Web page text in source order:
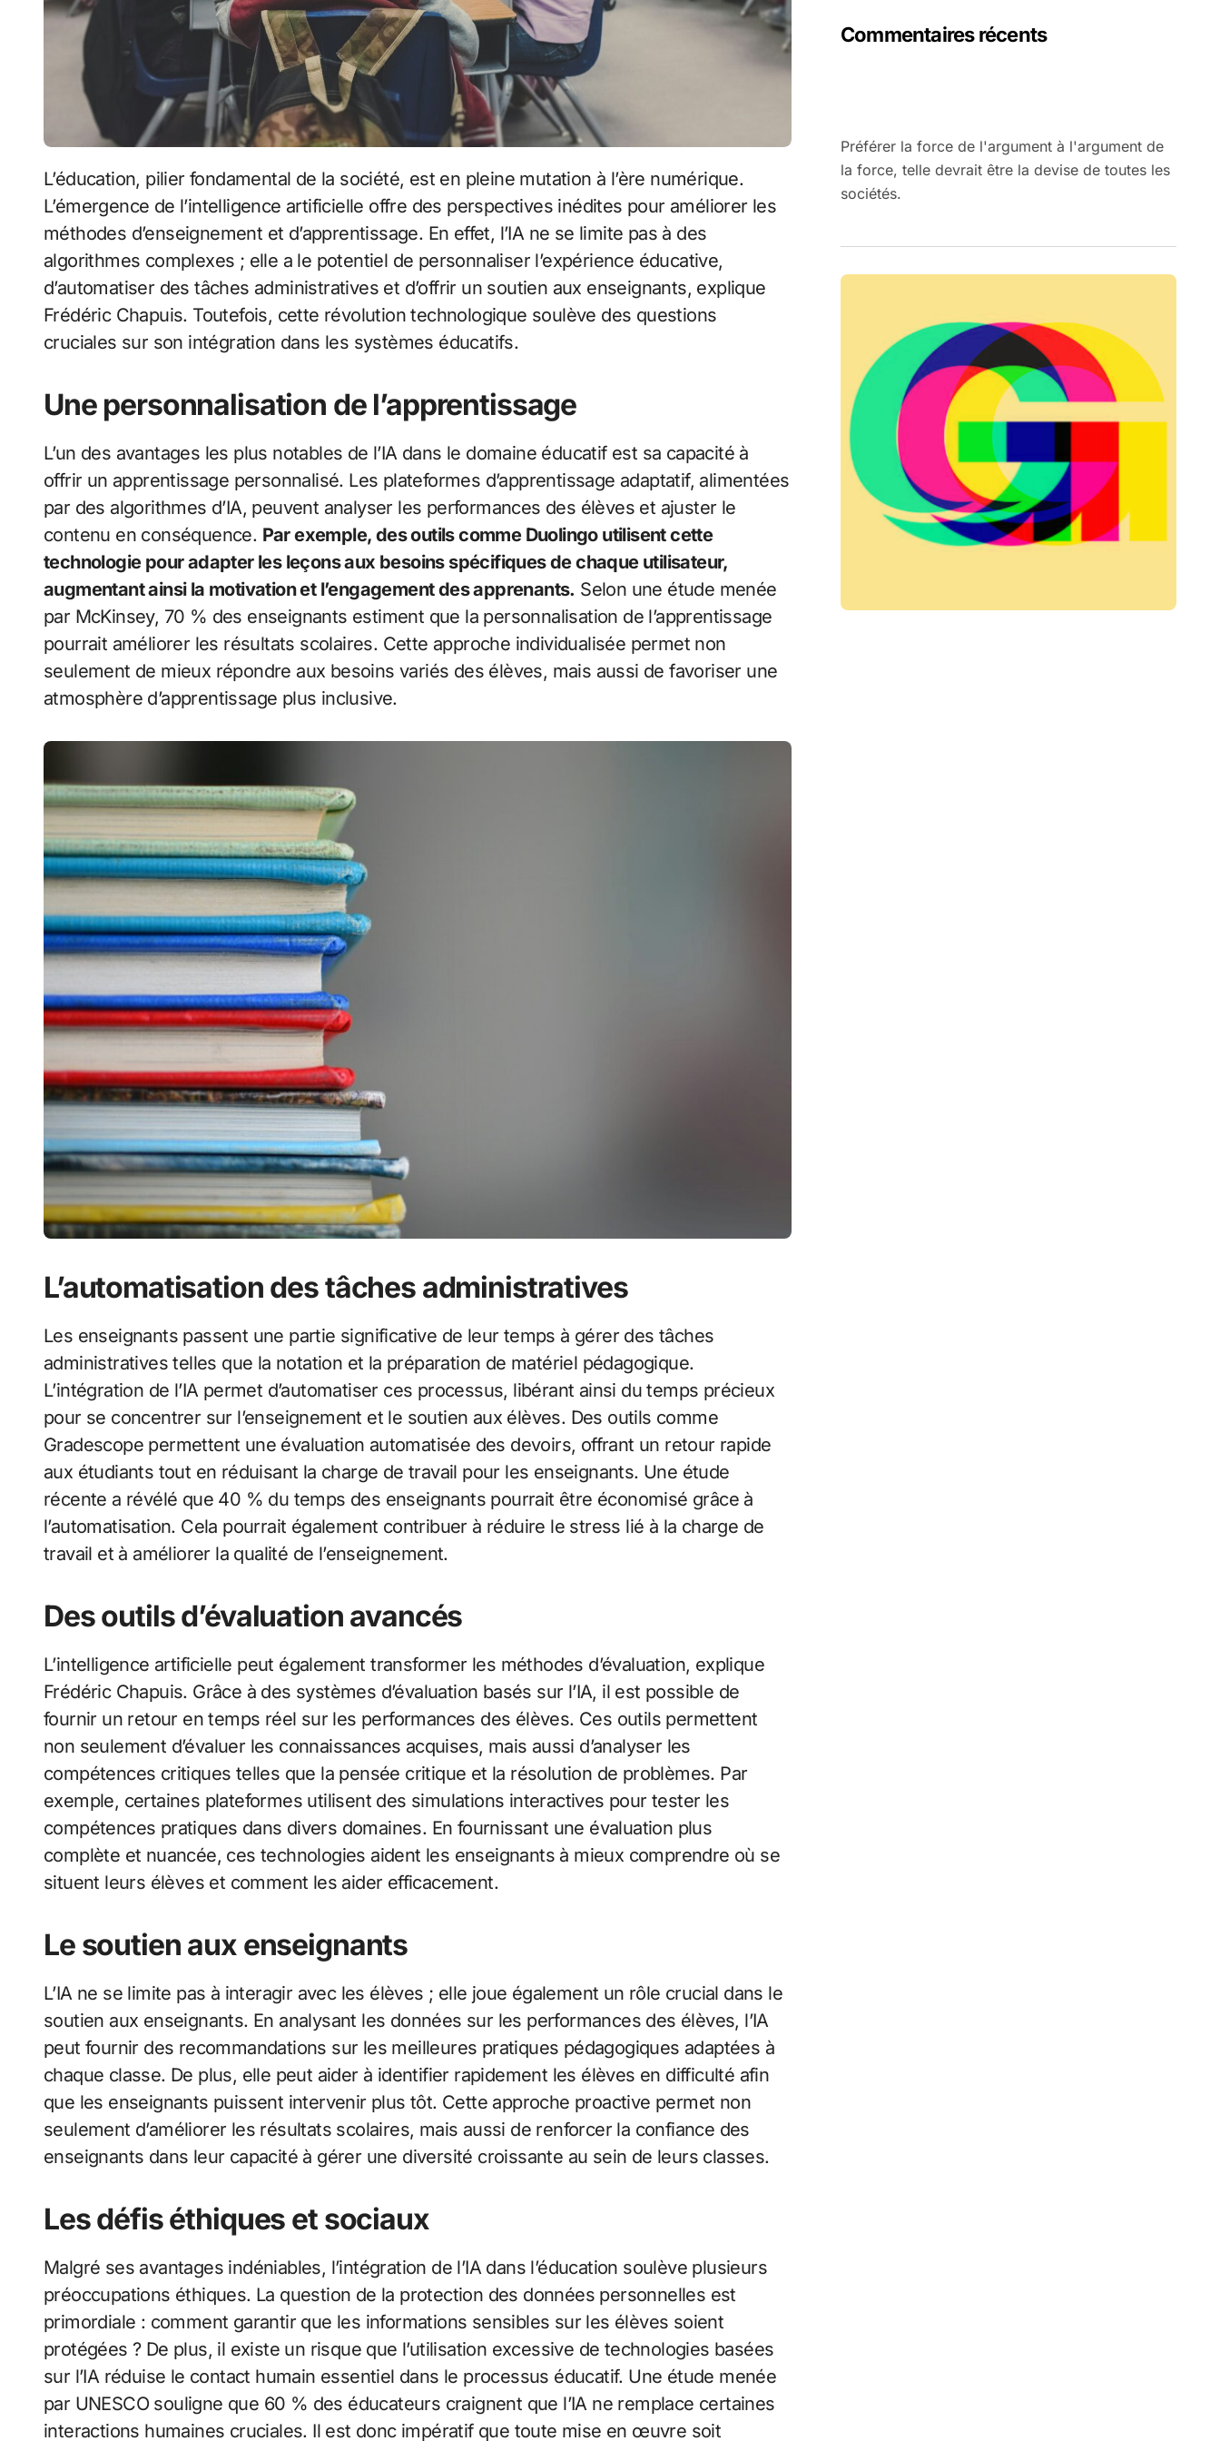
L’éducation, pilier fondamental de la société, est en pleine mutation à l’ère numérique.
L’émergence de l’intelligence artificielle offre des perspectives inédites pour améliorer les
méthodes d’enseignement et d’apprentissage. En effet, l’IA ne se limite pas à des
algorithmes complexes ; elle a le potentiel de personnaliser l’expérience éducative,
d’automatiser des tâches administratives et d’offrir un soutien aux enseignants, explique
Frédéric Chapuis. Toutefois, cette révolution technologique soulève des questions
cruciales sur son intégration dans les systèmes éducatifs.
Une personnalisation de l’apprentissage
L’un des avantages les plus notables de l’IA dans le domaine éducatif est sa capacité à
offrir un apprentissage personnalisé. Les plateformes d’apprentissage adaptatif, alimentées
par des algorithmes d’IA, peuvent analyser les performances des élèves et ajuster le
contenu en conséquence. Par exemple, des outils comme Duolingo utilisent cette
technologie pour adapter les leçons aux besoins spécifiques de chaque utilisateur,
augmentant ainsi la motivation et l’engagement des apprenants. Selon une étude menée
par McKinsey, 70 % des enseignants estiment que la personnalisation de l’apprentissage
pourrait améliorer les résultats scolaires. Cette approche individualisée permet non
seulement de mieux répondre aux besoins variés des élèves, mais aussi de favoriser une
atmosphère d’apprentissage plus inclusive.
L’automatisation des tâches administratives
Les enseignants passent une partie significative de leur temps à gérer des tâches
administratives telles que la notation et la préparation de matériel pédagogique.
L’intégration de l’IA permet d’automatiser ces processus, libérant ainsi du temps précieux
pour se concentrer sur l’enseignement et le soutien aux élèves. Des outils comme
Gradescope permettent une évaluation automatisée des devoirs, offrant un retour rapide
aux étudiants tout en réduisant la charge de travail pour les enseignants. Une étude
récente a révélé que 40 % du temps des enseignants pourrait être économisé grâce à
l’automatisation. Cela pourrait également contribuer à réduire le stress lié à la charge de
travail et à améliorer la qualité de l’enseignement.
Des outils d’évaluation avancés
L’intelligence artificielle peut également transformer les méthodes d’évaluation, explique
Frédéric Chapuis. Grâce à des systèmes d’évaluation basés sur l’IA, il est possible de
fournir un retour en temps réel sur les performances des élèves. Ces outils permettent
non seulement d’évaluer les connaissances acquises, mais aussi d’analyser les
compétences critiques telles que la pensée critique et la résolution de problèmes. Par
exemple, certaines plateformes utilisent des simulations interactives pour tester les
compétences pratiques dans divers domaines. En fournissant une évaluation plus
complète et nuancée, ces technologies aident les enseignants à mieux comprendre où se
situent leurs élèves et comment les aider efficacement.
Le soutien aux enseignants
L’IA ne se limite pas à interagir avec les élèves ; elle joue également un rôle crucial dans le
soutien aux enseignants. En analysant les données sur les performances des élèves, l’IA
peut fournir des recommandations sur les meilleures pratiques pédagogiques adaptées à
chaque classe. De plus, elle peut aider à identifier rapidement les élèves en difficulté afin
que les enseignants puissent intervenir plus tôt. Cette approche proactive permet non
seulement d’améliorer les résultats scolaires, mais aussi de renforcer la confiance des
enseignants dans leur capacité à gérer une diversité croissante au sein de leurs classes.
Les défis éthiques et sociaux
Malgré ses avantages indéniables, l’intégration de l’IA dans l’éducation soulève plusieurs
préoccupations éthiques. La question de la protection des données personnelles est
primordiale : comment garantir que les informations sensibles sur les élèves soient
protégées ? De plus, il existe un risque que l’utilisation excessive de technologies basées
sur l’IA réduise le contact humain essentiel dans le processus éducatif. Une étude menée
par UNESCO souligne que 60 % des éducateurs craignent que l’IA ne remplace certaines
interactions humaines cruciales. Il est donc impératif que toute mise en œuvre soit
Commentaires récents
Préférer la force de l'argument à l'argument de
la force, telle devrait être la devise de toutes les
sociétés.